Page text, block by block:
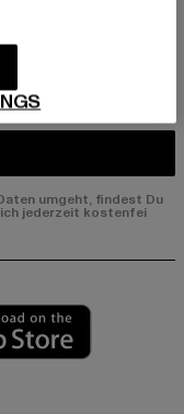
umgeht, findest Du
jederzeit kostenfei